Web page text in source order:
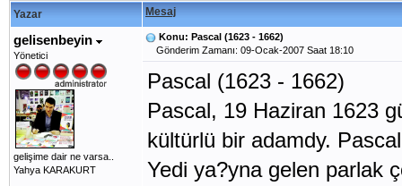
Yazar Mesaj
gelisenbeyin
Yönetici
gelişime dair ne varsa..
Yahya KARAKURT
Konu: Pascal (1623 - 1662)
Gönderim Zamanı: 09-Ocak-2007 Saat 18:10
Pascal (1623 - 1662)
Pascal, 19 Haziran 1623
kültürlü bir adamdy.
Yedi ya?yna gelen parlak